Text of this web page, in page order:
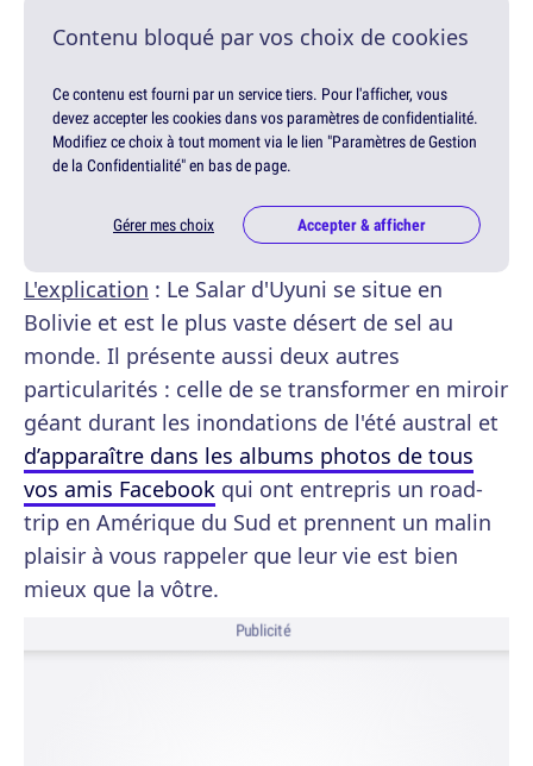
Contenu bloqué par vos choix de cookies
Ce contenu est fourni par un service tiers. Pour l'afficher, vous
devez accepter les cookies dans vos paramètres de confidentialité.
Modifiez ce choix à tout moment via le lien "Paramètres de Gestion
de la Confidentialité" en bas de page.
Gérer mes choix Accepter & afficher
L'explication : Le Salar d'Uyuni se situe en
Bolivie et est le plus vaste désert de sel au
monde. Il présente aussi deux autres
particularités : celle de se transformer en miroir
géant durant les inondations de l'été austral et
d’apparaître dans les albums photos de tous
vos amis Facebook qui ont entrepris un road-
trip en Amérique du Sud et prennent un malin
plaisir à vous rappeler que leur vie est bien
mieux que la vôtre.
Publicité